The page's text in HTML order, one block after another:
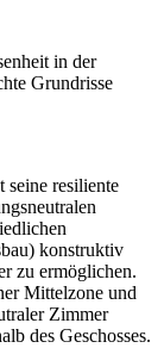
in der
Grundrisse
seine resiliente
konstruktiv
zu ermöglichen.
Mittelzone und
Zimmer
des Geschosses.